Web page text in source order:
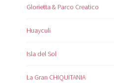
Glorietta & Parco Creatico
Huayculi
Isla del Sol
La Gran CHIQUITANIA